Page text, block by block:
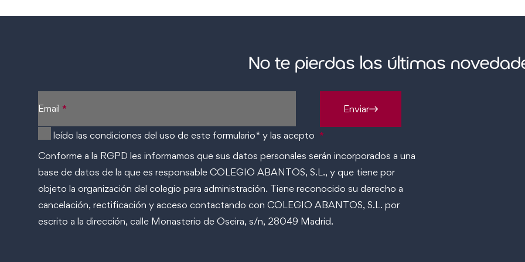
No te pierdas las últimas
Email * Enviar
He leído las condiciones del uso de este formulario* y las acepto *
Conforme a la RGPD les informamos que sus datos personales serán incorporados a una
base de datos de la que es responsable COLEGIO ABANTOS, S.L., y que tiene por
objeto la organización del colegio para administración. Tiene reconocido su derecho a
cancelación, rectificación y acceso contactando con COLEGIO ABANTOS, S.L. por
escrito a la dirección, calle Monasterio de Oseira, s/n, 28049 Madrid.